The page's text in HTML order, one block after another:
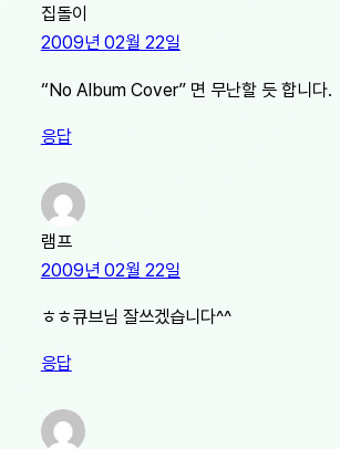
집돌이
2009년 02월 22일
“No Album Cover” 면 무난할 듯 합니다.
응답
램프
2009년 02월 22일
ㅎㅎ큐브님 잘쓰겠습니다^^
응답